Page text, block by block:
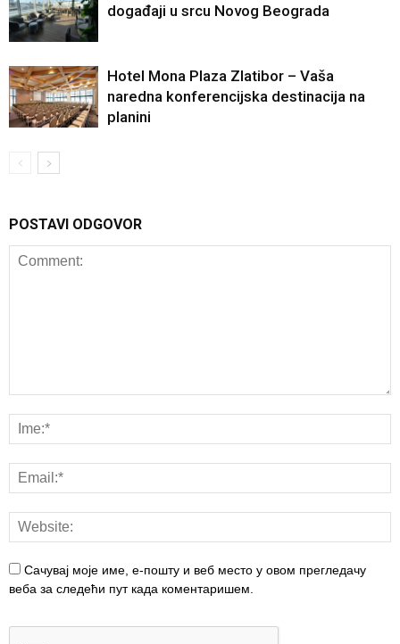
događaji u srcu Novog Beograda
Hotel Mona Plaza Zlatibor – Vaša
naredna konferencijska destinacija na
planini
POSTAVI ODGOVOR
Сачувај моје име, е-пошту и веб место у овом прегледачу
веба за следећи пут када коментаришем.